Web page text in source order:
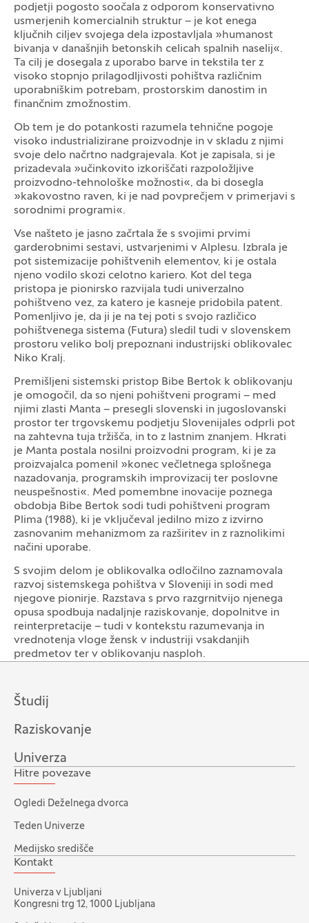
podjetji pogosto soočala z odporom konservativno
usmerjenih komercialnih struktur – je kot enega
ključnih ciljev svojega dela izpostavljala »humanost
bivanja v današnjih betonskih celicah spalnih naselij«.
Ta cilj je dosegala z uporabo barve in tekstila ter z
visoko stopnjo prilagodljivosti pohištva različnim
uporabniškim potrebam, prostorskim danostim in
finančnim zmožnostim.
Ob tem je do potankosti razumela tehnične pogoje
visoko industrializirane proizvodnje in v skladu z njimi
svoje delo načrtno nadgrajevala. Kot je zapisala, si je
prizadevala »učinkovito izkoriščati razpoložljive
proizvodno-tehnološke možnosti«, da bi dosegla
»kakovostno raven, ki je nad povprečjem v primerjavi s
sorodnimi programi«.
Vse našteto je jasno začrtala že s svojimi prvimi
garderobnimi sestavi, ustvarjenimi v Alplesu. Izbrala je
pot sistemizacije pohištvenih elementov, ki je ostala
njeno vodilo skozi celotno kariero. Kot del tega
pristopa je pionirsko razvijala tudi univerzalno
pohištveno vez, za katero je kasneje pridobila patent.
Pomenljivo je, da ji je na tej poti s svojo različico
pohištvenega sistema (Futura) sledil tudi v slovenskem
prostoru veliko bolj prepoznani industrijski oblikovalec
Niko Kralj.
Premišljeni sistemski pristop Bibe Bertok k oblikovanju
je omogočil, da so njeni pohištveni programi – med
njimi zlasti Manta – presegli slovenski in jugoslovanski
prostor ter trgovskemu podjetju Slovenijales odprli pot
na zahtevna tuja tržišča, in to z lastnim znanjem. Hkrati
je Manta postala nosilni proizvodni program, ki je za
proizvajalca pomenil »konec večletnega splošnega
nazadovanja, programskih improvizacij ter poslovne
neuspešnosti«. Med pomembne inovacije poznega
obdobja Bibe Bertok sodi tudi pohištveni program
Plima (1988), ki je vključeval jedilno mizo z izvirno
zasnovanim mehanizmom za razširitev in z raznolikimi
načini uporabe.
S svojim delom je oblikovalka odločilno zaznamovala
razvoj sistemskega pohištva v Sloveniji in sodi med
njegove pionirje. Razstava s prvo razgrnitvijo njenega
opusa spodbuja nadaljnje raziskovanje, dopolnitve in
reinterpretacije – tudi v kontekstu razumevanja in
vrednotenja vloge žensk v industriji vsakdanjih
predmetov ter v oblikovanju nasploh.
Študij
Raziskovanje
Univerza
Hitre povezave
Ogledi Deželnega dvorca
Teden Univerze
Medijsko središče
Kontakt
Univerza v Ljubljani
Kongresni trg 12, 1000 Ljubljana